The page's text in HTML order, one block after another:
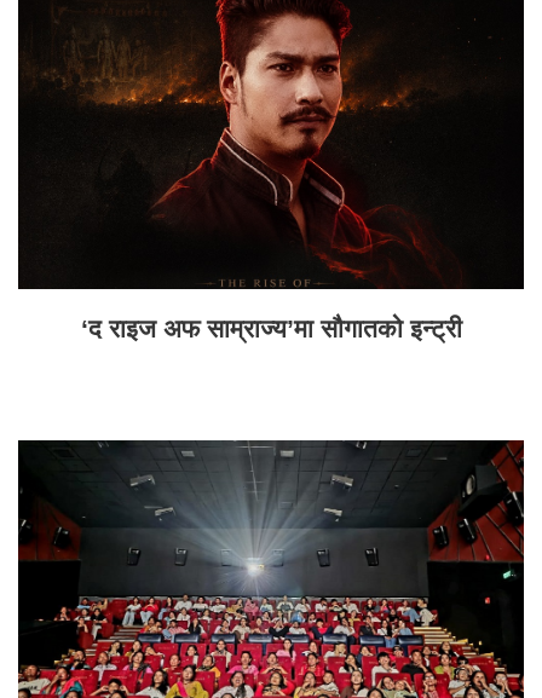
‘द राइज अफ साम्राज्य’मा सौगातको इन्ट्री